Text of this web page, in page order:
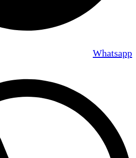
Whatsapp